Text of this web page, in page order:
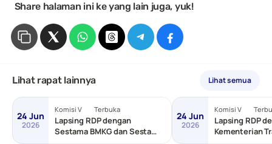
Share halaman ini ke yang lain juga, yuk!
Lihat rapat lainnya Lihat semua
24 Jun
2026
Komisi V Terbuka
Lapsing RDP dengan
Sestama BMKG dan Sestama
24 Jun
2026
Komisi V
Lapsing RDP
Kementerian